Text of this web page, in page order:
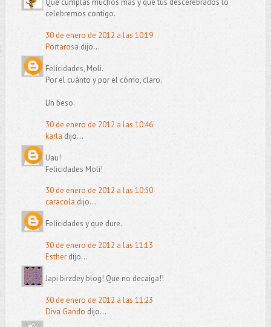
Que cumplas muchos más y que tus descerebrados lo
celebremos contigo.
30 de enero de 2012 a las 10:19
Portarosa dijo...
Felicidades, Moli.
Por el cuánto y por el cómo, claro.
Un beso.
30 de enero de 2012 a las 10:46
karla dijo...
Uau!
Felicidades Moli!
30 de enero de 2012 a las 10:50
caracola dijo...
Felicidades y que dure.
30 de enero de 2012 a las 11:13
Estherdijo...
Japi birzdey blog! Que no decaiga!!
30 de enero de 2012 a las 11:23
Diva Gando dijo...